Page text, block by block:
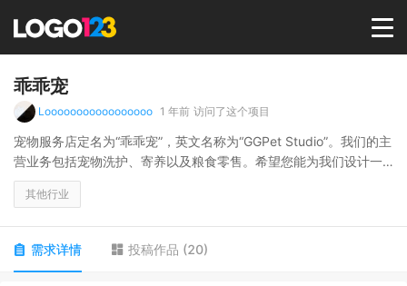
选择套餐→
商标版权
乖乖宠
Looooooooooooooooo 1 年前 访问了这个项目
宠物服务店定名为“乖乖宠”，英文名称为“GGPet Studio”。我们的主
营业务包括宠物洗护、寄养以及粮食零售。希望您能为我们设计一
个既简洁现代又充满温馨、可爱、专业感的logo。
其他行业
需求详情 投稿作品 (20)